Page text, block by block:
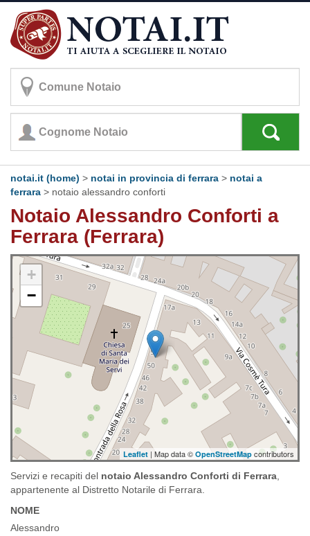
notai.it (home) > notai in provincia di ferrara > notai a
ferrara > notaio alessandro conforti
Notaio Alessandro Conforti a
Ferrara (Ferrara)
+
−
Leaflet | Map data © OpenStreetMap contributors
Servizi e recapiti del notaio Alessandro Conforti di Ferrara
appartenente al Distretto Notarile di Ferrara.
NOME
Alessandro